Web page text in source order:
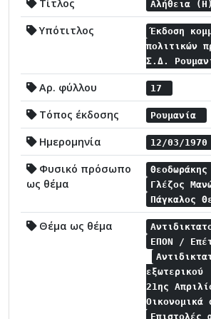
Τίτλος Αλήθεια
Υπότιτλος
Έκδοση
πολιτικών
Σ.Δ.
Αρ. φύλλου 17
Τόπος έκδοσης Ρουμανία
Ημερομηνία 12/03/1970
Φυσικό πρόσωπο
ως θέμα
Γλέζος
Πάγκαλος
Θέμα ως θέμα
ΕΠΟΝ /
εξωτερικού
21ης
Οικονομικά
Επιστολές